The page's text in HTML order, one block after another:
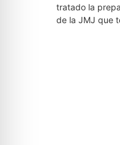
tratado la
de la JMJ que